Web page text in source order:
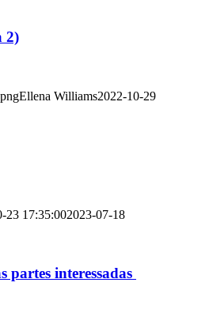
2)
Ellena Williams2022-10-29
23 17:35:002023-07-18
partes interessadas